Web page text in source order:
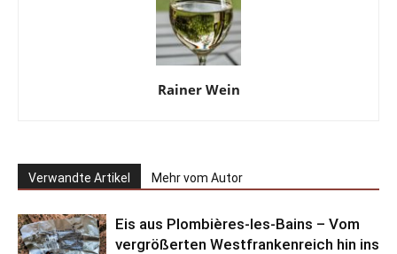
Rainer Wein
Verwandte Artikel Mehr vom Autor
Eis aus Plombières-les-Bains – Vom
vergrößerten Westfrankenreich hin ins